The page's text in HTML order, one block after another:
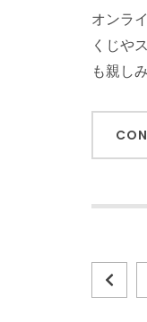
オンラ
くじや
も親し
投